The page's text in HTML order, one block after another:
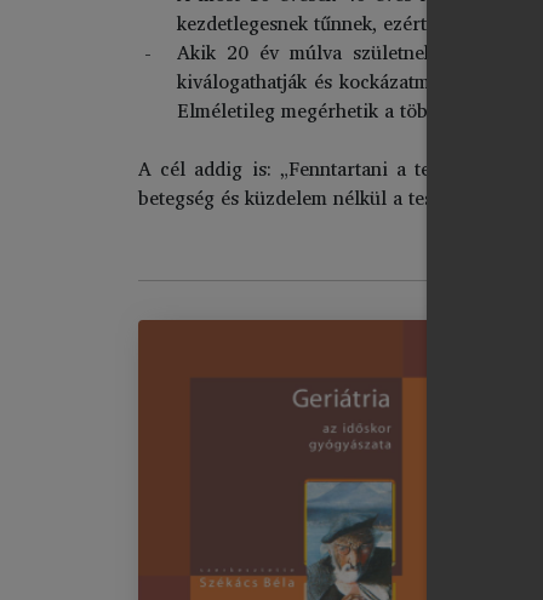
kezdetlegesnek tűnnek, ezért még
Akik 20 év múlva születnek, azok
kiválogathatják és
Elméletileg megérhetik a többszáz évet is.
A cél addig is: „Fenntartani a test töretlen
betegség és küzdelem nélkül a test és lélek